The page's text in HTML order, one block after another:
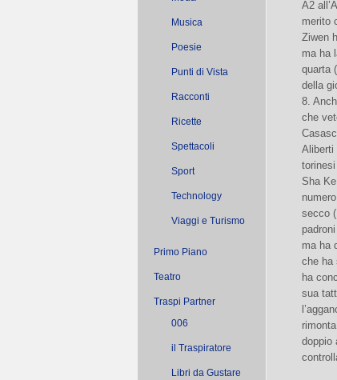
Musica
Poesie
Punti di Vista
Racconti
Ricette
Spettacoli
Sport
Technology
Viaggi e Turismo
Primo Piano
Teatro
Traspi Partner
006
il Traspiratore
Libri da Gustare
A2
merito
Ziwen
ma ha
quarta
della
8.
che
Aliberti
Sha
secco
ma ha
che ha
ha
sua
doppio